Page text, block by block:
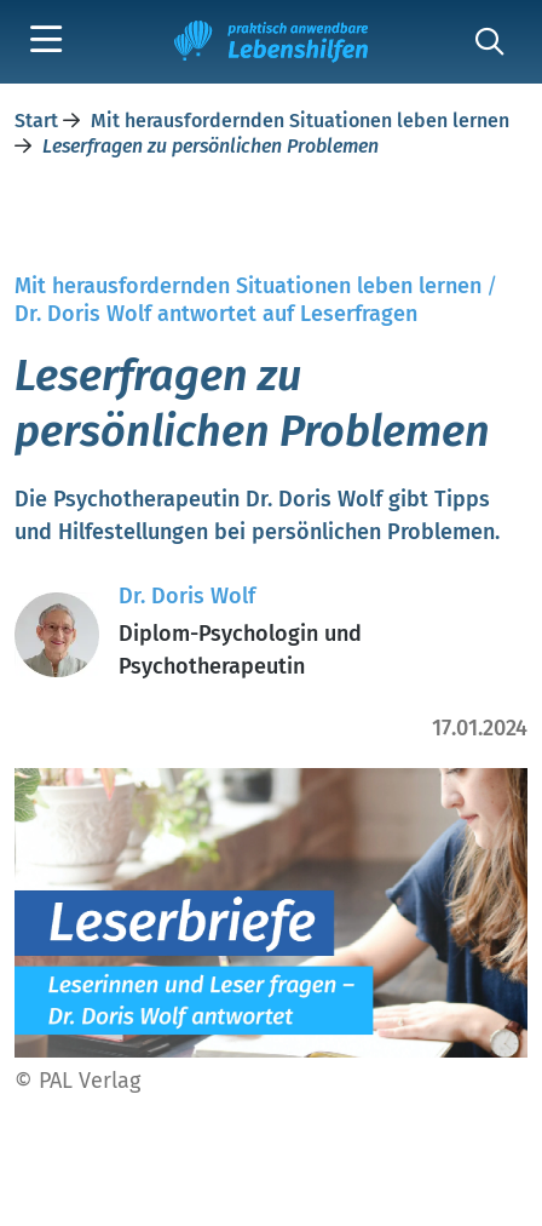
Start
Mit herausfordernden Situationen leben lernen
Leserfragen zu persönlichen Problemen
Mit herausfordernden Situationen leben lernen /
Dr. Doris Wolf antwortet auf Leserfragen
Leserfragen zu
persönlichen Problemen
Die Psychotherapeutin Dr. Doris Wolf gibt Tipps
und Hilfestellungen bei persönlichen Problemen.
Dr. Doris Wolf
Diplom-Psychologin und
Psychotherapeutin
17.01.2024
© PAL Verlag